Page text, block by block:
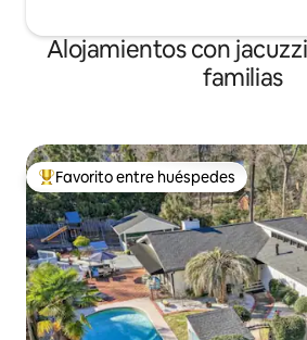
Alojamientos con
familias
De los mejores en Favorito entre
Favorito entre huéspedes